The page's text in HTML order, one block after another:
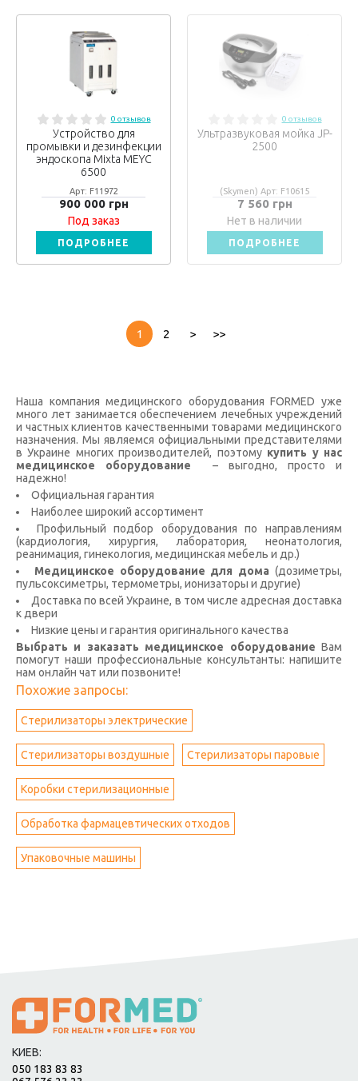
0 отзывов
Устройство для
промывки и дезинфекции
эндоскопа Mixta MEYC
6500
Арт: F11972
900 000 грн
Под заказ
ПОДРОБНЕЕ
0 отзывов
Ультразвуковая мойка JP-
2500
(Skymen) Арт: F10615
7 560 грн
Нет в наличии
ПОДРОБНЕЕ
1 2 > >>
Наша компания медицинского оборудования FORMED уже
много лет занимается обеспечением лечебных учреждений
и частных клиентов качественными товарами медицинского
назначения. Мы являемся официальными представителями
в Украине многих производителей, поэтому купить у нас
медицинское оборудование
– выгодно, просто и
надежно!
Официальная гарантия
Наиболее широкий ассортимент
Профильный подбор оборудования по направлениям
(кардиология, хирургия, лаборатория, неонатология,
реанимация, гинекология, медицинская мебель и др.)
Медицинское оборудование для дома (дозиметры,
пульсоксиметры, термометры, ионизаторы и другие)
Доставка по всей Украине, в том числе адресная доставка
к двери
Низкие цены и гарантия оригинального качества
Выбрать и заказать медицинское оборудование Вам
помогут наши профессиональные консультанты: напишите
нам онлайн чат или позвоните!
Похожие запросы:
Стерилизаторы электрические
Стерилизаторы воздушные Стерилизаторы паровые
Коробки стерилизационные
Обработка фармацевтических отходов
Упаковочные машины
КИЕВ:
050 183 83 83